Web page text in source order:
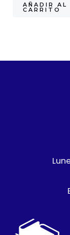
AÑADIR AL
CARRITO